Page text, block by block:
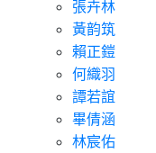
張卉林
黃韵筑
賴正鎧
何織羽
譚若誼
畢倩涵
林宸佑